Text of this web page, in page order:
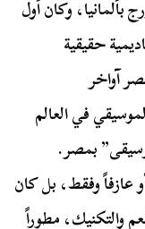
بألمانيا، وكان أول
حقيقية
آواخر
في العالم
بمصر.
عازفاً وفقط، بل كان
والتكنيك، مطوراً